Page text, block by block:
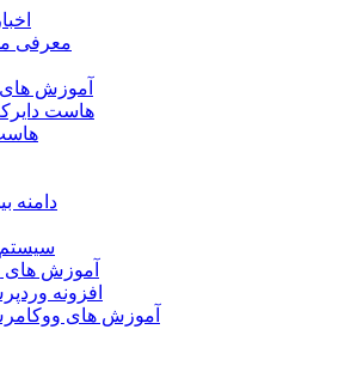
معرفی
آموزش
هاست
دامنه
سیستم
آموزش
افزونه
آموزش های